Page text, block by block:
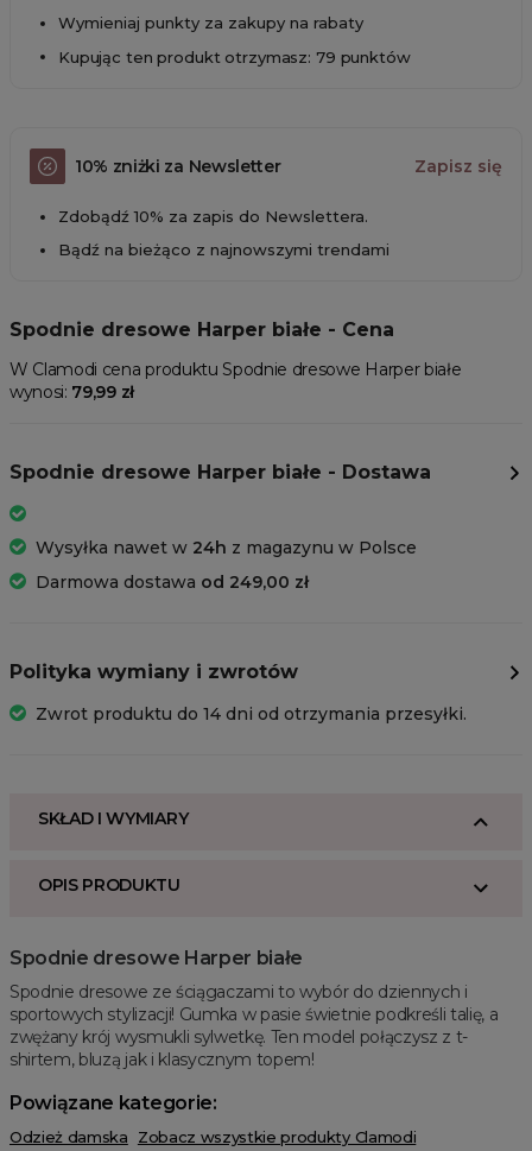
Wymieniaj punkty za zakupy na rabaty
Kupując ten produkt otrzymasz: 79 punktów
10% zniżki za Newsletter Zapisz się
Zdobądź 10% za zapis do Newslettera.
Bądź na bieżąco z najnowszymi trendami
Spodnie dresowe Harper białe - Cena
W Clamodi cena produktu Spodnie dresowe Harper białe
wynosi: 79,99 zł
Spodnie dresowe Harper białe - Dostawa
Wysyłka nawet w 24h z magazynu w Polsce
Darmowa dostawa od 249,00 zł
Polityka wymiany i zwrotów
Zwrot produktu do 14 dni od otrzymania przesyłki.
SKŁAD I WYMIARY
OPIS PRODUKTU
Spodnie dresowe Harper białe
Spodnie dresowe ze ściągaczami to wybór do dziennych i
sportowych stylizacji! Gumka w pasie świetnie podkreśli talię, a
zwężany krój wysmukli sylwetkę. Ten model połączysz z t-
shirtem, bluzą jak i klasycznym topem!
Powiązane kategorie:
Odzież damska
Zobacz wszystkie produkty Clamodi